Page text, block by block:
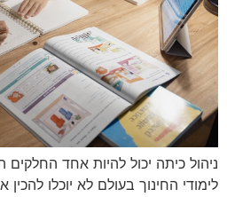
ניהול כיתה יכול להיות אחד
לימודי החינוך בעולם לא יוכלו